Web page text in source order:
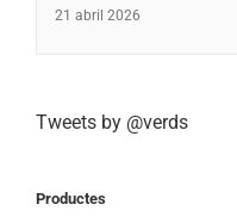
21 abril 2026
Tweets by @verds
Productes